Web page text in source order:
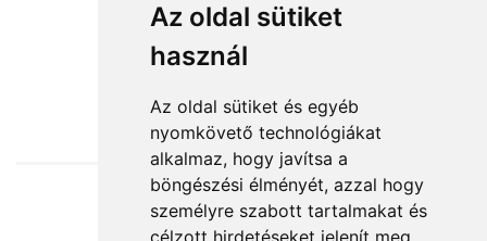
Az oldal sütiket
használ
Az oldal sütiket és egyéb
nyomkövető technológiákat
alkalmaz, hogy javítsa a
böngészési élményét, azzal hogy
személyre szabott tartalmakat és
célzott hirdetéseket jelenít meg,
Kinder csoki ajándékcsomag
Elfogadott fizetési módok